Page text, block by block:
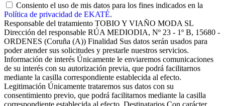
Consiento el uso de mis datos para los fines indicados en la
Política de privacidad de EKATÉ.
Responsable del tratamiento TOBIO Y VIAÑO MODA SL
Dirección del responsable RÚA MEDIODIA, Nº 23 - 1º B, 15680 -
ORDENES (Coruña (A)) Finalidad Sus datos serán usados para
poder atender sus solicitudes y prestarle nuestros servicios.
Información de interés Únicamente le enviaremos comunicaciones
de su interés con su autorización previa, que podrá facilitarnos
mediante la casilla correspondiente establecida al efecto.
Legitimación Únicamente trataremos sus datos con su
consentimiento previo, que podrá facilitarnos mediante la casilla
correspondiente establecida al efecto. Destinatarios Con carácter